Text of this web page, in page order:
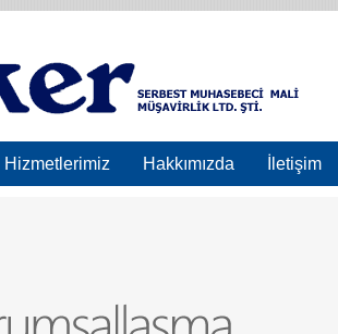
Hizmetlerimiz Hakkımızda İletişim